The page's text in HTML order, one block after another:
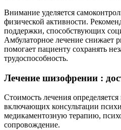
Внимание уделяется
физической активности.
поддержки, способствующих
Амбулаторное лечение снижает
помогает пациенту сохранять
трудоспособность.
Лечение шизофрении :
Стоимость лечения
включающих консультации
медикаментозную терапию,
сопровождение.